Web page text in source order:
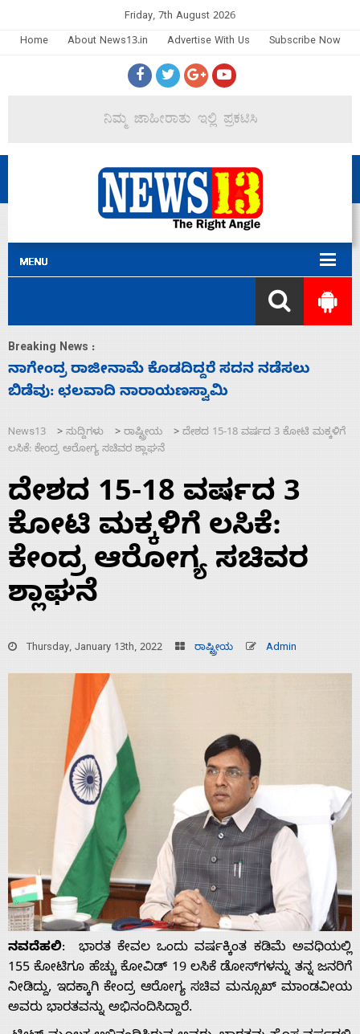
Friday, 7th August 2026
Home
About News13.in Advertise With Us Subscribe Now
Breaking News :
ಸಚಿವ ಸಂಪುಟ ವಿಸ್ತರಣೆ ಮಾಡಿದ್ದು ಹಣಬಲ ಮತ್ತು
ಹೈಕಮಾಂಡ್ ರಾಜಕಾರಣಕ್ಕೆ: ವಿಜಯೇಂದ್ರ
News13 > ಸುದ್ದಿಗಳು > ರಾಷ್ಟ್ರೀಯ > ದೇಶದ 15-18 ವರ್ಷದ 3 ಕೋಟಿ ಮಕ್ಕಳಿಗೆ
ಲಸಿಕೆ: ಕೇಂದ್ರ ಆರೋಗ್ಯ ಸಚಿವರ ಶ್ಲಾಘನೆ
ದೇಶದ 15-18 ವರ್ಷದ 3
ಕೋಟಿ ಮಕ್ಕಳಿಗೆ ಲಸಿಕೆ:
ಕೇಂದ್ರ ಆರೋಗ್ಯ ಸಚಿವರ
ಶ್ಲಾಘನೆ
Thursday, January 13th, 2022 ರಾಷ್ಟ್ರೀಯ Admin
ನವದೆಹಲಿ: ಭಾರತ ಕೇವಲ ಒಂದು ವರ್ಷಕ್ಕಿಂತ ಕಡಿಮೆ ಅವಧಿಯಲ್ಲಿ
155 ಕೋಟಿಗೂ ಹೆಚ್ಚು ಕೋವಿಡ್ 19 ಲಸಿಕೆ ಡೋಸ್‌ಗಳನ್ನು ತನ್ನ ಜನರಿಗೆ
ನೀಡಿದ್ದು, ಇದಕ್ಕಾಗಿ ಕೇಂದ್ರ ಆರೋಗ್ಯ ಸಚಿವ ಮನ್ಸೂಖ್‌ ಮಾಂಡವೀಯ
ಅವರು ಭಾರತವನ್ನು ಅಭಿನಂದಿಸಿದ್ದಾರೆ.